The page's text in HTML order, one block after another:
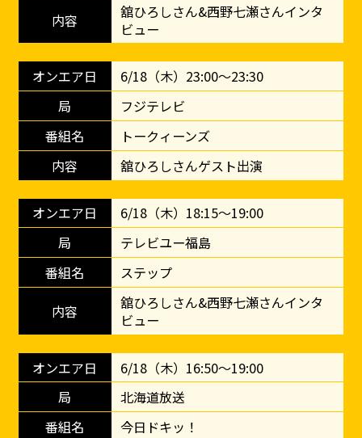
舘ひろしさん&西野七瀬さんインタ
ビュー
6/18（木）23:00～23:30
フジテレビ
トークィーンズ
舘ひろしさんゲスト出演
6/18（木）18:15～19:00
テレビユー福島
ステップ
舘ひろしさん&西野七瀬さんインタ
ビュー
6/18（木）16:50～19:00
北海道放送
今日ドキッ！